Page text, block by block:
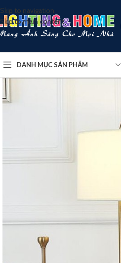
Skip to navigation
Skip to main content
DANH MỤC SẢN PHẨM